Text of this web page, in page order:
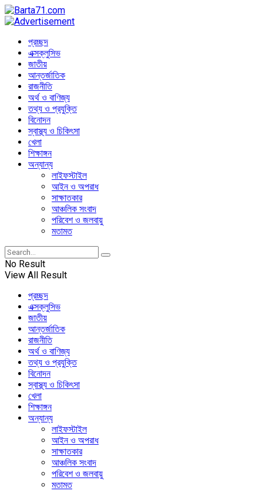
প্রচ্ছদ
এক্সক্লুসিভ
জাতীয়
আন্তর্জাতিক
রাজনীতি
অর্থ ও বাণিজ্য
তথ্য ও প্রযুক্তি
বিনোদন
স্বাস্থ্য ও চিকিৎসা
খেলা
শিক্ষাঙ্গন
অন্যান্য
লাইফস্টাইল
আইন ও অপরাধ
সাক্ষাতকার
আঞ্চলিক সংবাদ
পরিবেশ ও জলবায়ু
মতামত
No Result
View All Result
প্রচ্ছদ
এক্সক্লুসিভ
জাতীয়
আন্তর্জাতিক
রাজনীতি
অর্থ ও বাণিজ্য
তথ্য ও প্রযুক্তি
বিনোদন
স্বাস্থ্য ও চিকিৎসা
খেলা
শিক্ষাঙ্গন
অন্যান্য
লাইফস্টাইল
আইন ও অপরাধ
সাক্ষাতকার
আঞ্চলিক সংবাদ
পরিবেশ ও জলবায়ু
মতামত